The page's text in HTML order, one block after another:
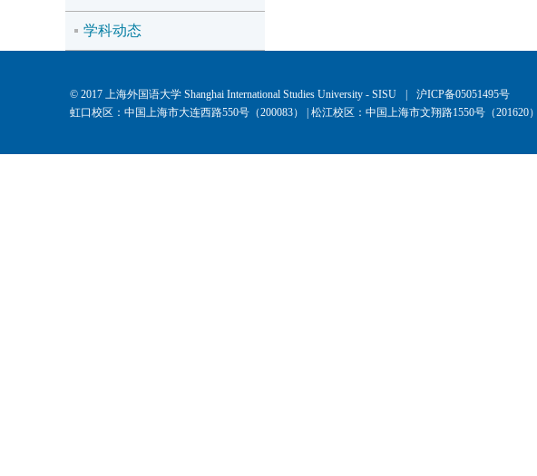
学科动态
© 2017 上海外国语大学 Shanghai International Studies University - SISU
沪ICP备05051495号
虹口校区：中国上海市大连西路550号（200083） | 松江校区：中国上海市文翔路1550号（201620）